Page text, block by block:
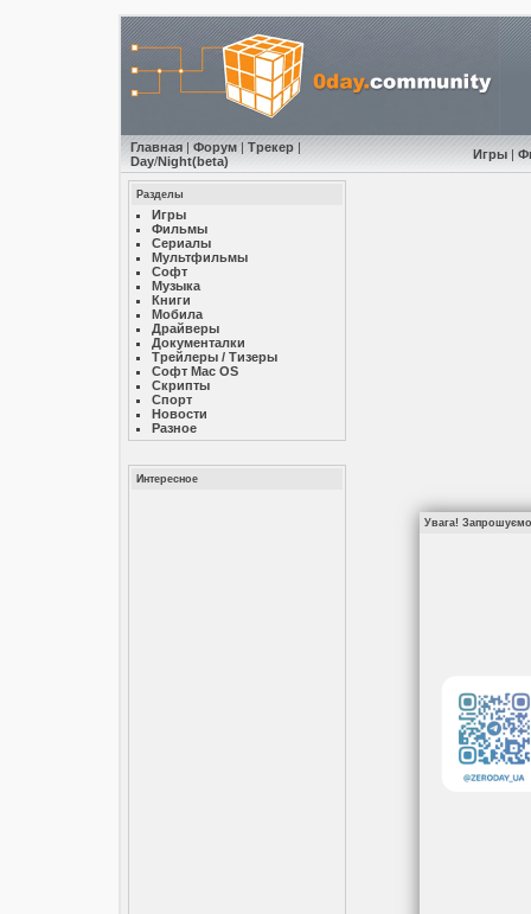
Главная| Форум| Трекер|
Day/Night(beta) Игры|
Разделы
Игры
Фильмы
Сериалы
Мультфильмы
Софт
Музыкa
Книги
Мобила
Драйверы
Документалки
Трейлеры / Тизеры
Софт Mac OS
Скрипты
Спорт
Новости
Разное
Интересное
Увага! Запрошуємо